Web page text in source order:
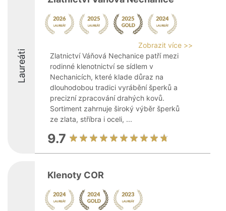
Laureáti
Zobrazit více >>
Zlatnictví Váňová Nechanice patří mezi
rodinné klenotnictví se sídlem v
Nechanicích, které klade důraz na
dlouhodobou tradici vyrábění šperků a
precizní zpracování drahých kovů.
Sortiment zahrnuje široký výběr šperků
ze zlata, stříbra i oceli, ...
9.7
Klenoty COR